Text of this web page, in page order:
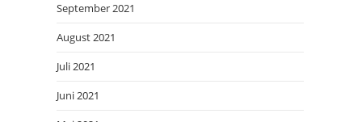
September 2021
August 2021
Juli 2021
Juni 2021